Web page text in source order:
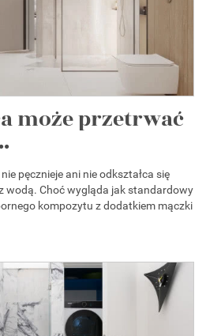
może przetrwać
pęcznieje ani nie odkształca się
wodą. Choć wygląda jak standardowy
kompozytu z dodatkiem mączki